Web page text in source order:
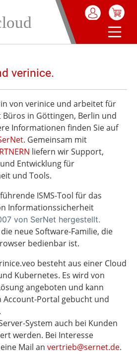
verinice.
von verinice und arbeitet für
in Göttingen, Berlin und
Informationen finden Sie auf
. Gemeinsam mit
liefern wir Support,
Entwicklung für
und Tools.
ISMS-Tool für das
Informationssicherheit
von SerNet hergestellt.
neue Software-Familie, die
bedienbar ist.
besteht aus einer Cloud
Kubernetes. Es wird von
angeboten und kann
Portal gebucht und
System auch bei Kunden
werden. Bei Interesse
Mail an vertrieb@sernet.de.